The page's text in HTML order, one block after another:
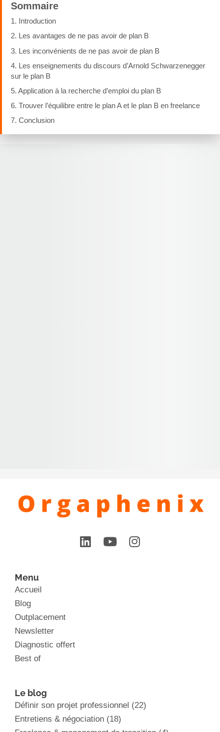
Sommaire
1. Introduction
2. Les avantages de ne pas avoir de plan B
3. Les inconvénients de ne pas avoir de plan B
4. Les enseignements du discours d’Arnold Schwarzenegger
sur le plan B
5. Application à la recherche d’emploi du plan B
6. Trouver l’équilibre entre le plan A et le plan B en freelance
7. Conclusion
Menu
Accueil
Blog
Outplacement
Newsletter
Diagnostic offert
Best of
Le blog
Définir son projet professionnel (22)
Entretiens & négociation (18)